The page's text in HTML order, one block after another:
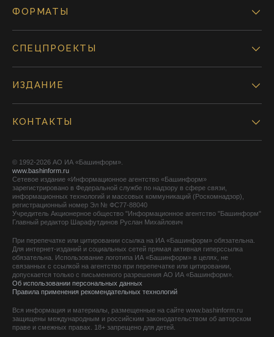
ФОРМАТЫ
СПЕЦПРОЕКТЫ
ИЗДАНИЕ
КОНТАКТЫ
© 1992-2026 АО ИА «Башинформ».
www.bashinform.ru
Сетевое издание «Информационное агентство «Башинформ»
зарегистрировано в Федеральной службе по надзору в сфере связи,
информационных технологий и массовых коммуникаций (Роскомнадзор),
регистрационный номер Эл № ФС77-88040
Учредитель Акционерное общество "Информационное агентство "Башинформ"
Главный редактор Шарафутдинов Руслан Михайлович
При перепечатке или цитировании ссылка на ИА «Башинформ» обязательна.
Для интернет-изданий и социальных сетей прямая активная гиперссылка
обязательна. Использование логотипа ИА «Башинформ» в целях, не
связанных с ссылкой на агентство при перепечатке или цитировании,
допускается только с письменного разрешения АО ИА «Башинформ».
Об использовании персональных данных
Правила применения рекомендательных технологий
Вся информация и материалы, размещенные на сайте www.bashinform.ru
защищены международным и российским законодательством об авторском
праве и смежных правах. 18+ запрещено для детей.